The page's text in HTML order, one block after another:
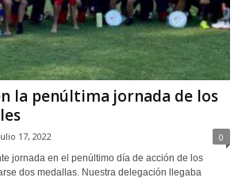
la penúltima jornada de los
17, 2022 0
jornada en el penúltimo día de acción de los
dos medallas. Nuestra delegación llegaba